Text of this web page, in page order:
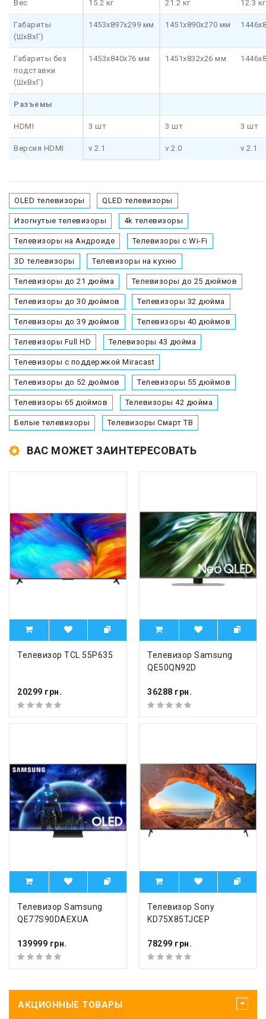
Вес 15.2 кг 21.2 кг 12.3 кг
Габариты
(ШхВхГ)
1453x897x299 мм 1451x890x270 мм
Габариты без
подставки
(ШхВхГ)
1453x840x76 мм 1451x832x26 мм
Разъемы
HDMI 3 шт 3 шт 3 шт
Версия HDMI v 2.1 v 2.0 v 2.1
OLED телевизоры QLED телевизоры
Изогнутые телевизоры 4k телевизоры
Телевизоры на Андроиде Телевизоры с Wi-Fi
3D телевизоры Телевизоры на кухню
Телевизоры до 21 дюйма Телевизоры до 25 дюймов
Телевизоры до 30 дюймов Телевизоры 32 дюйма
Телевизоры до 39 дюймов Телевизоры 40 дюймов
Телевизоры Full HD Телевизоры 43 дюйма
Телевизоры с поддержкой Miracast
Телевизоры до 52 дюймов Телевизоры 55 дюймов
Телевизоры 65 дюймов Телевизоры 42 дюйма
Белые телевизоры Телевизоры Смарт ТВ
ВАС МОЖЕТ ЗАИНТЕРЕСОВАТЬ
Телевизор TCL 55P635
20299 грн.
Телевизор Samsung
QE50QN92D
36288 грн.
Телевизор Samsung
QE77S90DAEXUA
139999 грн.
Телевизор Sony
KD75X85TJCEP
78299 грн.
АКЦИОННЫЕ ТОВАРЫ